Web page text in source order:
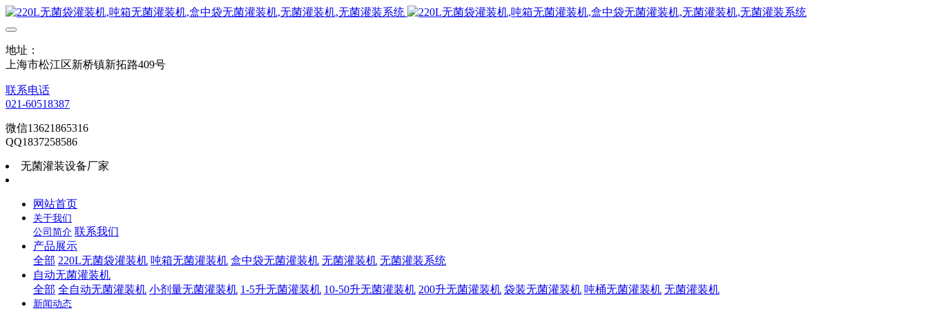
地址：
上海市松江区新桥镇新拓路409号
联系电话
021-60518387
微信13621865316
QQ1837258586
无菌灌装设备厂家
网站首页
关于我们
公司简介 联系我们
产品展示
全部 220L无菌袋灌装机 吨箱无菌灌装机 盒中袋无菌灌装机 无菌灌装机 无菌灌装系统
自动无菌灌装机
全部 全自动无菌灌装机 小剂量无菌灌装机 1-5升无菌灌装机 10-50升无菌灌装机 200升无菌灌装机 袋装无菌灌装机 吨桶无菌灌装机 无菌灌装机
新闻动态